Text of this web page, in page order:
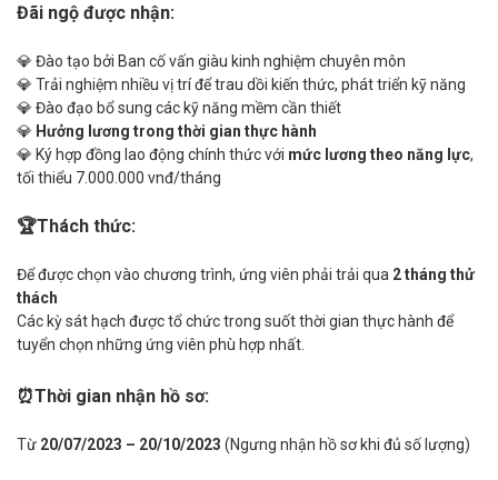
Đãi ngộ được nhận:
💎 Đào tạo bởi Ban cố vấn giàu kinh nghiệm chuyên môn
💎 Trải nghiệm nhiều vị trí để trau dồi kiến thức, phát triển kỹ năng
💎 Đào đạo bổ sung các kỹ năng mềm cần thiết
💎 Hưởng lương trong thời gian thực hành
💎 Ký hợp đồng lao động chính thức với mức lương theo năng lực,
tối thiểu 7.000.000 vnđ/tháng
🏆Thách thức:
Để được chọn vào chương trình, ứng viên phải trải qua 2 tháng thử
thách
Các kỳ sát hạch được tổ chức trong suốt thời gian thực hành để
tuyển chọn những ứng viên phù hợp nhất.
⏰Thời gian nhận hồ sơ:
Từ 20/07/2023 – 20/10/2023 (Ngưng nhận hồ sơ khi đủ số lượng)